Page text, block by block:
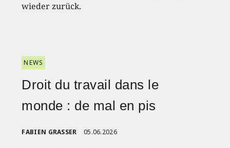
wieder zurück.
NEWS
Droit du travail dans le
monde : de mal en pis
FABIEN GRASSER 05.06.2026